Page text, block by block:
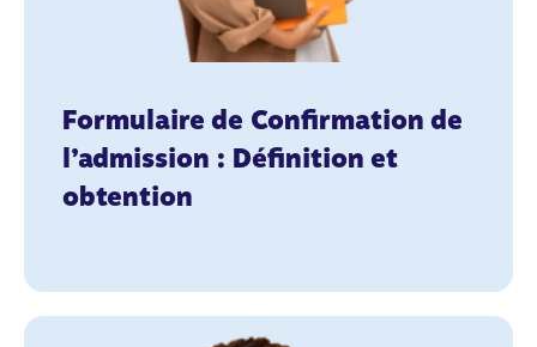
Formulaire de Confirmation de
l’admission : Définition et
obtention